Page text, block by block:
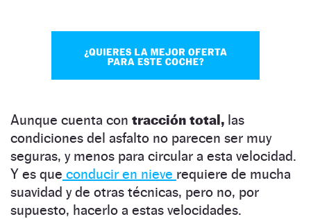
Aunque cuenta con tracción total, las
condiciones del asfalto no parecen ser muy
seguras, y menos para circular a esta velocidad.
Y es que conducir en nieve requiere de mucha
suavidad y de otras técnicas, pero no, por
supuesto, hacerlo a estas velocidades.